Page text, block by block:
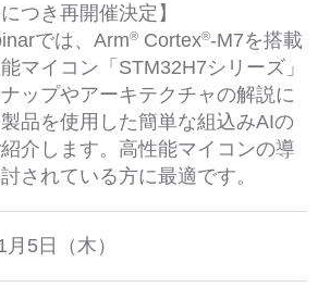
につき再開催決定】
では、Arm® Cortex®-M7を搭載
マイコン「STM32H7シリーズ」
ップやアーキテクチャの解説に
品を使用した簡単な組込みAIの
介します。高性能マイコンの導
されている方に最適です。
5日（木）